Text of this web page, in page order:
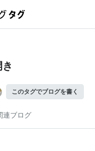
このタグでブログを書く
連ブログ